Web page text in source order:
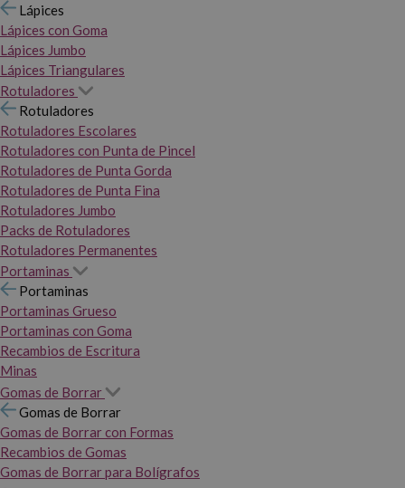
Lápices
Lápices con Goma
Lápices Jumbo
Lápices Triangulares
Rotuladores
Rotuladores
Rotuladores Escolares
Rotuladores con Punta de Pincel
Rotuladores de Punta Gorda
Rotuladores de Punta Fina
Rotuladores Jumbo
Packs de Rotuladores
Rotuladores Permanentes
Portaminas
Portaminas
Portaminas Grueso
Portaminas con Goma
Recambios de Escritura
Minas
Gomas de Borrar
Gomas de Borrar
Gomas de Borrar con Formas
Recambios de Gomas
Gomas de Borrar para Bolígrafos